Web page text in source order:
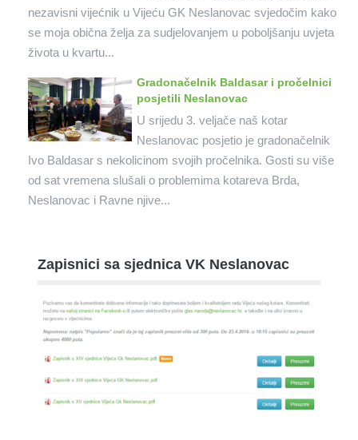
nezavisni vijećnik u Vijeću GK Neslanovac svjedočim kako
se moja obična želja za sudjelovanjem u poboljšanju uvjeta
života u kvartu...
Gradonačelnik Baldasar i pročelnici
posjetili Neslanovac
U srijedu 3. veljače naš kotar
Neslanovac posjetio je gradonačelnik
Ivo Baldasar s nekolicinom svojih pročelnika. Gosti su više
od sat vremena slušali o problemima kotareva Brda,
Neslanovac i Ravne njive...
Zapisnici sa sjednica VK Neslanovac